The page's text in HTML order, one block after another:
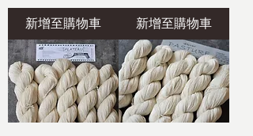
新增至購物車 新增至購物車